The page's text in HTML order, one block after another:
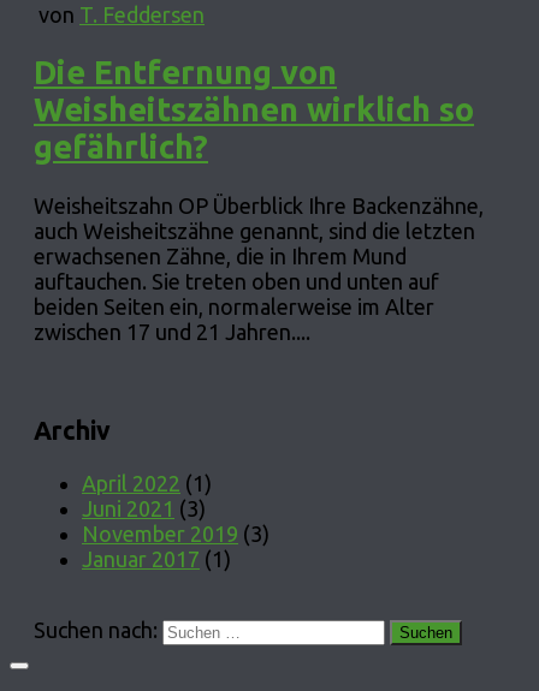
von T. Feddersen
Die Entfernung von
Weisheitszähnen wirklich so
gefährlich?
Weisheitszahn OP Überblick Ihre Backenzähne,
auch Weisheitszähne genannt, sind die letzten
erwachsenen Zähne, die in Ihrem Mund
auftauchen. Sie treten oben und unten auf
beiden Seiten ein, normalerweise im Alter
zwischen 17 und 21 Jahren....
Archiv
April 2022 (1)
Juni 2021 (3)
November 2019 (3)
Januar 2017 (1)
Suchen nach: